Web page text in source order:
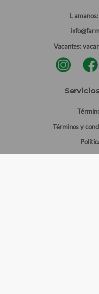
Llamanos:
Vacantes:
Términos y